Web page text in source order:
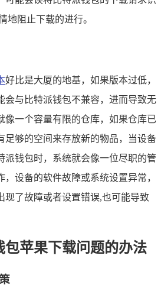
地阻止下载的进行。
好比是大厦的地基，如果版本过低，
会与比特派钱包不兼容，进而导致无
像一个容量有限的仓库，如果仓库已
足够的空间来存放新的物品，当设备
派钱包时，系统就会像一位尽职的管
设备的软件故障或系统设置异常，
现了故障或者设置错误,也可能导致
包苹果下载问题的办法